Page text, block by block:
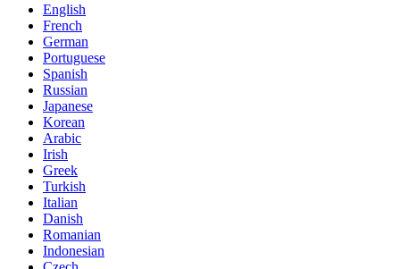
English
French
German
Portuguese
Spanish
Russian
Japanese
Korean
Arabic
Irish
Greek
Turkish
Italian
Danish
Romanian
Indonesian